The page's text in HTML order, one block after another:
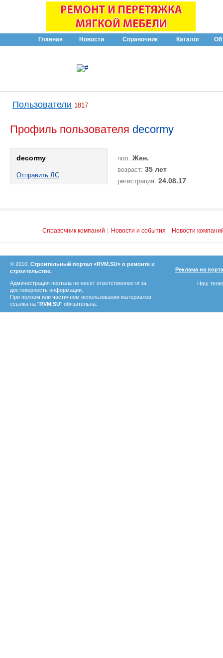
Главная Новости Справочник Каталог
Пользователи 1817
Профиль пользователя decormy
decormy
Отправить ЛС
пол: Жен.
возраст: 35 лет
регистрация: 24.08.17
Справочник компаний Новости и события Новости
© 2010, Строительный портал «RVM.SU» о ремонте и
строительстве.
Администрация портала не несет ответственности за
достоверность информации.
При полном или частичном использовании материалов
ссылка на "RVM.SU" обязательна.
Реклама на
Наш